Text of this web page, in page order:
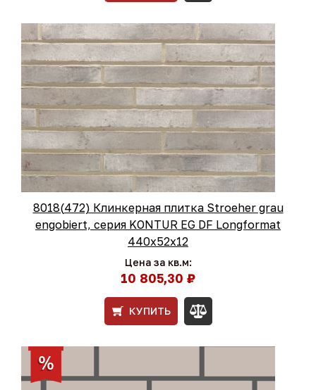
8018(472) Клинкерная плитка Stroeher grau
engobiert, серия KONTUR EG DF Longformat
440х52х12
Цена за кв.м:
10 805,30 ₽
КУПИТЬ